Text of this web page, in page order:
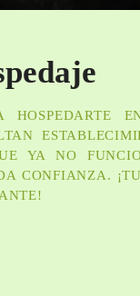
HOSPEDARTE
YA NO
CONFIANZA.